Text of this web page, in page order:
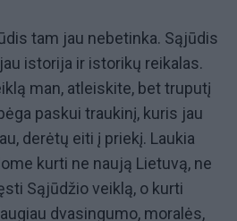
tam jau nebetinka. Sąjūdis
istorija ir istorikų reikalas.
man, atleiskite, bet truputį
paskui traukinį, kuris jau
derėtų eiti į priekį. Laukia
kurti ne naują Lietuvą, ne
Sąjūdžio veiklą, o kurti
dvasingumo, moralės,